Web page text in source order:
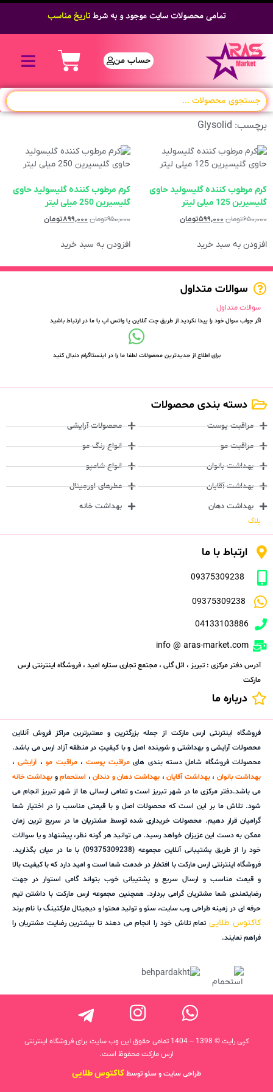
تمامی محصولات سایت موجود و به شرطتاریخ مناسب
حساب من
برچسب: Glysolid
کرم مرطوب کننده گلیسولید حاوی
گلیسیرین 125 میلی لیتر
۶۵۰,۰۰۰تومان ۵۹۹,۰۰۰تومان
افزودن به سبد خرید
کرم مرطوب کننده گلیسولید حاوی
گلیسیرین 250 میلی لیتر
۹۵۰,۰۰۰تومان ۸۹۹,۰۰۰تومان
افزودن به سبد خرید
سوالات متداول
سوالات متداول
اگر جواب سوال خود را پیدا نکردید از طریق چت آنلاین یا واتس اپ با ما در ارتباط باشید
برای اطلاع از جدیدترین محصولات لطفا ما را در اینستاگرام دنبال کنید
دسته بندی محصولات
مراقبت پوست
مراقبت مو
بهداشت بانوان
بهداشت آقایان
بهداشت دهان
محصولات آرایشی
انواع رنگ مو
انواع شامپو
عطرهای اورجینال
بهداشت خانه
بلاگ
ارتباط با ما
09375309238
09375309238
04133103886
info @ aras-market.com
آدرس دفتر مرکزی : تبریز ، ائل گلی ، مجتمع تجاری ستاره امید ، فروشگاه اینترنتی ارس
مارکت
درباره ما
فروشگاه اینترنتی ارس مارکت از جمله بزرگترین و معتبرترین مراکز فروش آنلاین
محصولات آرایشی و بهداشتی و شوینده اصل و با کیفیتِ در منطقه آزاد ارس می باشد.
محصولات فروشگاه شامل دسته بندی هایمراقبت پوست،مراقبت مو،آرایشی،
بهداشت بانوان ،بهداشت آقایان، بهداشت دهان و دندان، استحمامو بهداشت خانه
می باشد.دفتر مرکزی ما در شهر تبریز است و تمامی ارسالی ها از شهر تبریز انجام می
شود. تلاش ما بر این است که محصولات اصل و با قیمتی مناسب را در اختیار شما
گرامیان قرار دهیم. محصولات خریداری شده توسط مشتریان ما در سریع ترین زمان
ممکن به دست این عزیزان خواهد رسید. می توانید هر گونه نظر، پیشنهاد و یا سوالات
خود را از طریق پشتیبانی آنلاین مجموعه (09375309238) با ما در میان بگذارید.
فروشگاه اینترنتی ارس مارکت با افتخار در خدمت شما است و امید دارد که با کیفیت بالا
و قیمت مناسب و ارسال سریع و پشتیبانی خوب بتواند گامی استوار در جهت
رضایتمندی شما مشتریان گرامی بردارد. همچنین مجموعه ارس مارکت با داشتن تیم
حرفه ای در زمینه طراحی وب سایت، سئو و تولید محتوا و دیجیتال مارکتینگ با نام برند
کاکتوس طلاییتمام تلاش خود را انجام می دهند تا بیشترین رضایت مشتریان را
فراهم نمایند.
کپی رایت © 1398 – 1404 تمامی حقوق این وب سایت برای فروشگاه اینترنتی
ارس مارکت محفوظ است.
طراحی سایت و سئو توسطکاکتوس طلایی